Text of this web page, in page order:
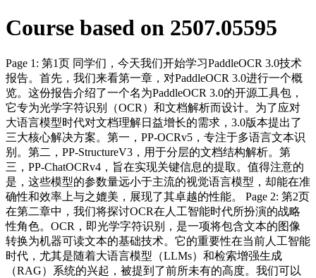
Course based on 2507.05595
Page 1: 第1页 同学们，今天我们开始学习PaddleOCR 3.0技术
报告。首先，我们来看第一章，对PaddleOCR 3.0进行一个概
览。这份报告介绍了一个名为PaddleOCR 3.0的开源工具包，
它专为光学字符识别（OCR）和文档解析而设计。为了应对
大语言模型时代对文档理解日益增长的需求，3.0版本提出了
三大核心解决方案。第一，PP-OCRv5，专注于多语言文本识
别。第二，PP-StructureV3，用于分层的文档结构解析。第
三，PP-ChatOCRv4，旨在实现关键信息的提取。值得注意的
是，这些模型的参数量远小于主流的视觉语言模型，却能在准
确性和效率上与之媲美，展现了其卓越的性能。 Page 2: 第2页
在第二章中，我们将探讨OCR在人工智能时代所扮演的战略
性角色。OCR，即光学字符识别，是一项将包含文本的图像
转换为机器可读文本的基础技术。它的重要性在当前人工智能
时代，尤其是随着大语言模型（LLMs）和检索增强生成
（RAG）系统的兴起，被提到了前所未有的高度。我们可以